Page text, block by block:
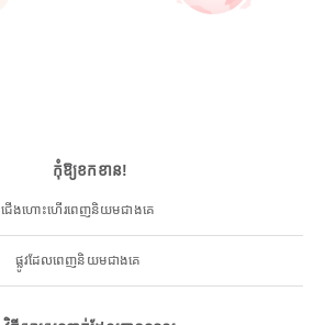
កុំឱ្យខកខាន!
ជើងហោះហើរពេញនិយមជាងគេ
ផ្លូវដែលពេញនិយមជាងគេ